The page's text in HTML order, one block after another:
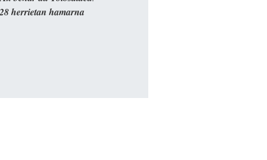
herrietan hamarna